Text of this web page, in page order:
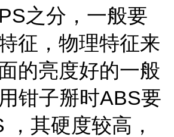
之分，一般要
征，物理特征来
的亮度好的一般
钳子掰时ABS要
，其硬度较高，